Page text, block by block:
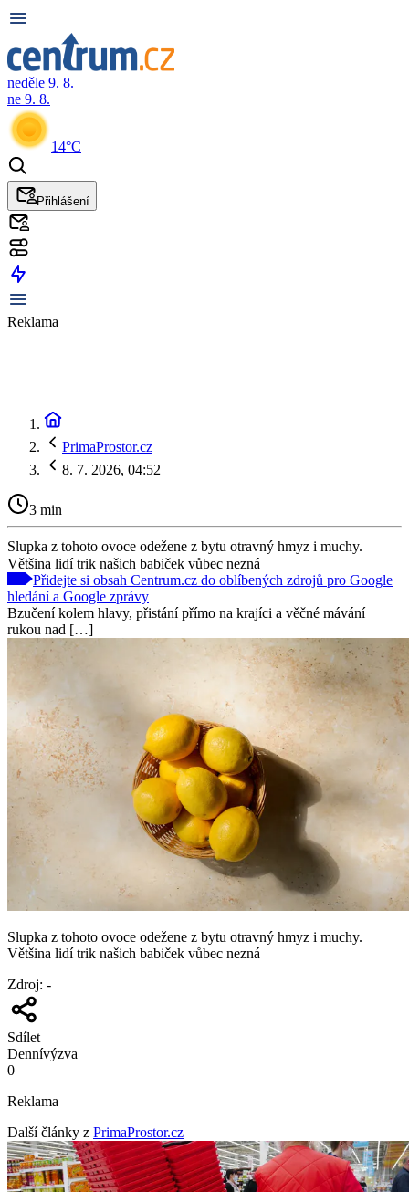
neděle 9. 8.
ne 9. 8.
14°C
Přihlášení
Reklama
PrimaProstor.cz
8. 7. 2026, 04:52
3 min
Slupka z tohoto ovoce odežene z bytu otravný hmyz i muchy.
Většina lidí trik našich babiček vůbec nezná
Přidejte si obsah Centrum.cz do oblíbených zdrojů pro Google
hledání a Google zprávy
Bzučení kolem hlavy, přistání přímo na krajíci a věčné mávání
rukou nad […]
Slupka z tohoto ovoce odežene z bytu otravný hmyz i muchy.
Většina lidí trik našich babiček vůbec nezná
Zdroj: -
Sdílet
Dennívýzva
0
Reklama
Další články z PrimaProstor.cz